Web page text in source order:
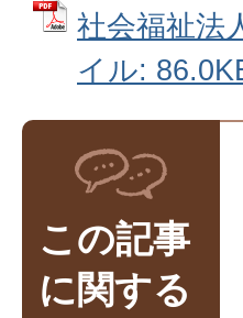
社会福祉法
イル:
この記事
に関する